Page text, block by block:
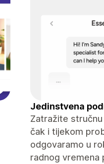
Jedinstvena
Zatražite
čak i tijekom
odgovaramo u
radnog vremena